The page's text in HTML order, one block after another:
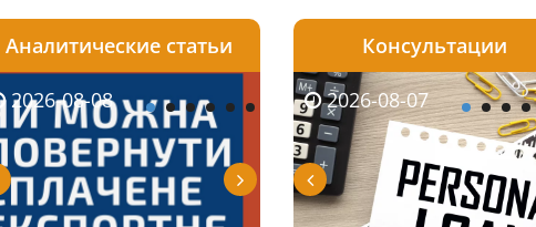
08-06 2026-08-06
Аналитические статьи
2026-08-08 2026-08-07
Консультации
2026-08-05 2026-08-07
2026-07-30